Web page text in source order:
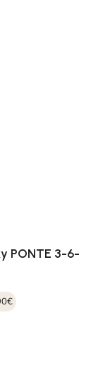
PONTE 3-6-